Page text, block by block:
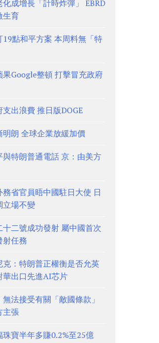
化成增長「計時炸彈」 EBRD
生育
19點和平方案 本周料無「特
果Google整頓 打擊冒充政府
支出浪費 推日版DOGE
明朗 全球企業放緩加價
與特朗普通電話 京：由美方
務省官員晤中國駐日大使 日
立場不變
十二號成功發射 屬中國首次
射任務
克：特朗普正權衡是否允英
華出口先進AI芯片
無法接受有關「敵國條款」
主張
珠寶半年多賺0.2%至25億